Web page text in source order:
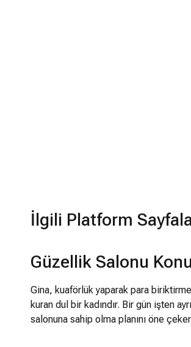
İlgili Platform
Güzellik Salonu
Gina, kuaförlük yaparak para
kuran dul bir kadındır. Bir gün işten
salonuna sahip olma planını öne